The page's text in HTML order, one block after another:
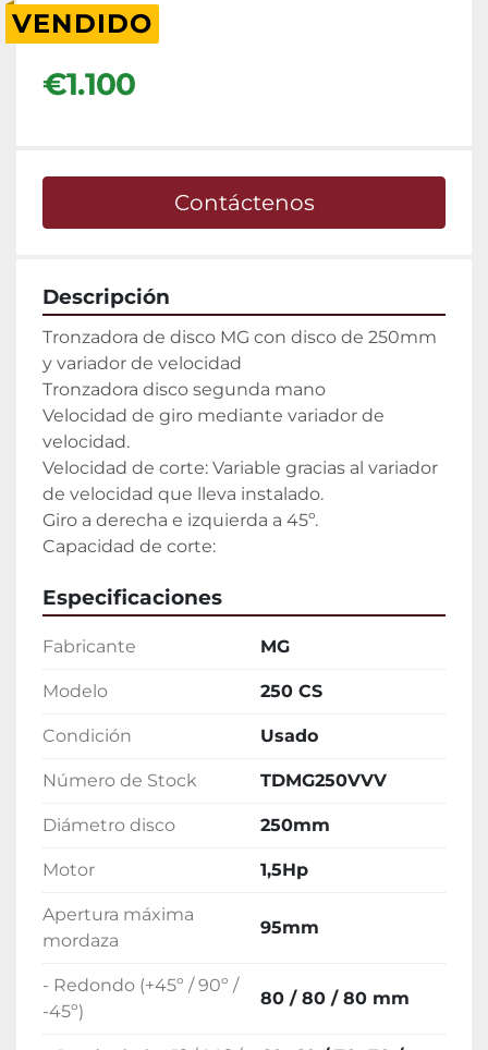
VENDIDO
€1.100
Contáctenos
Descripción
Tronzadora de disco MG con disco de 250mm
y variador de velocidad
Tronzadora disco segunda mano
Velocidad de giro mediante variador de
velocidad.
Velocidad de corte: Variable gracias al variador
de velocidad que lleva instalado.
Giro a derecha e izquierda a 45º.
Capacidad de corte:
Especificaciones
Fabricante MG
Modelo 250 CS
Condición Usado
Número de Stock TDMG250VVV
Diámetro disco 250mm
Motor 1,5Hp
Apertura máxima
mordaza
95mm
- Redondo (+45º / 90º /
-45º)
80 / 80 / 80 mm